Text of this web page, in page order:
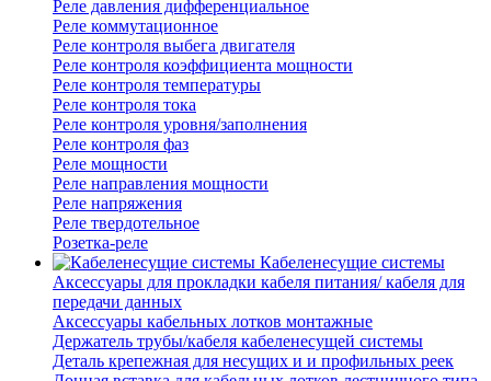
Реле давления дифференциальное
Реле коммутационное
Реле контроля выбега двигателя
Реле контроля коэффициента мощности
Реле контроля температуры
Реле контроля тока
Реле контроля уровня/заполнения
Реле контроля фаз
Реле мощности
Реле направления мощности
Реле напряжения
Реле твердотельное
Розетка-реле
Кабеленесущие системы
Аксессуары для прокладки кабеля питания/ кабеля для
передачи данных
Аксессуары кабельных лотков монтажные
Держатель трубы/кабеля кабеленесущей системы
Деталь крепежная для несущих и и профильных реек